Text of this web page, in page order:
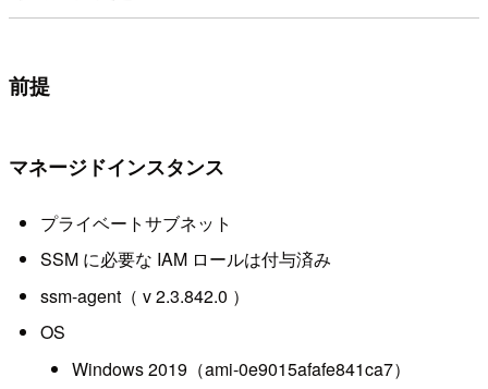
前提
マネージドインスタンス
プライベートサブネット
SSM に必要な IAM ロールは付与済み
ssm-agent（ v 2.3.842.0 ）
OS
Windows 2019（ami-0e9015afafe841ca7）